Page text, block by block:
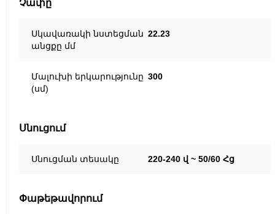
Չափը
Սկավառակի նստեցման
անցքը մմ
22.23
Մալուխի երկարությունը
(սմ)
300
Սնուցում
Սնուցման տեսակը 220-240 վ ~ 50/60 Հց
Փաթեթավորում